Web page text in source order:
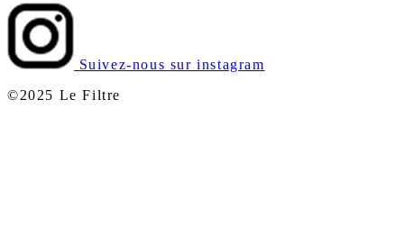
Suivez-nous sur instagram
©2025 Le Filtre